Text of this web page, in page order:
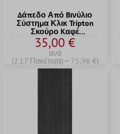
Δάπεδο Από Bινύλιο
Σύστημα Κλικ Tripton
Σκούρο Kαφέ
17,2x121cm
35,00 €
ανά
(2.17 Πακέτο(α) = 75,96 €)